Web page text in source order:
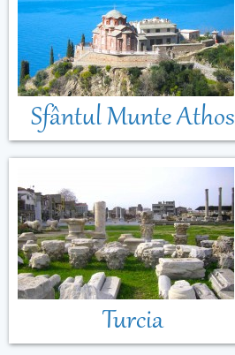
Sfântul Munte Athos
Turcia